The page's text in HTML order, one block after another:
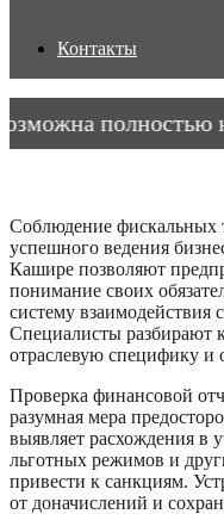
Контакты
полностью
Соблюдение фискальных
успешного ведения
Кашире позволяют
понимание своих
систему
Специалисты разбирают
отраслевую специфику и
Проверка финансовой
разумная мера
выявляет расхождения в
льготных режимов и
привести к санкциям.
от доначислений и